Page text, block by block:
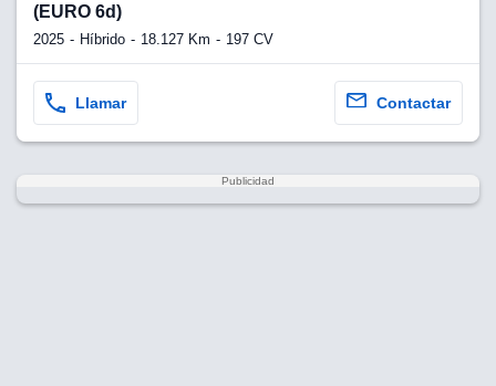
(EURO 6d)
2025 Híbrido 18.127 Km 197 CV
Llamar Contactar